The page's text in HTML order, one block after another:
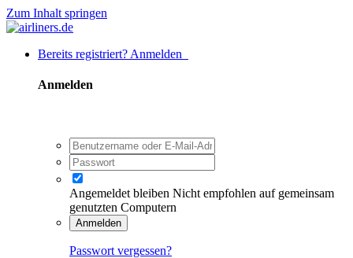
Zum Inhalt springen
Bereits registriert? Anmelden
Anmelden
Angemeldet bleiben Nicht empfohlen auf gemeinsam
genutzten Computern
Anmelden
Passwort vergessen?